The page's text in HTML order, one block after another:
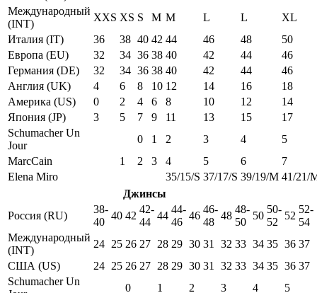
Международный
(INT)
XXS XS S M M L L
XL
Италия (IT)
36 38 40 42 44 46 48
50
Европа (EU)
32 34 36 38 40 42 44
46
Германия (DE)
32 34 36 38 40 42 44
46
Англия (UK)
4 6 8 10 12 14 16
18
Америка (US)
0 2 4 6 8 10 12
14
Япония (JP)
3 5 7 9 11 13 15
17
Schumacher Un
Jour
0 1 2 3 4
5
MarcCain
1 2 3 4 5 6
7
Elena Miro
35/15/S 37/17/S 39/19/M 41/21/
Джинсы
Россия (RU)
38-
40
40 42
42-
44
44
44-
46
46
46-
48
48
48-
50
50
50-
52
52
52-
54
Международный
(INT)
24 25 26 27 28 29 30 31 32 33 34 35 36 37
США (US)
24 25 26 27 28 29 30 31 32 33 34 35 36 37
Schumacher Un
0 1 2 3 4
5